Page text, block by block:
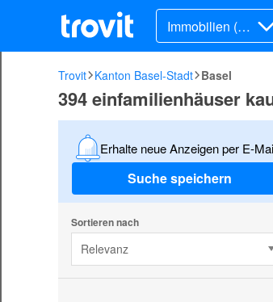
Immobilien (Ka
uf)
Trovit Kanton Basel-Stadt Basel
394 einfamilienhäuser
Erhalte neue Anzeigen per E-
Suche speichern
Sortieren nach
Relevanz